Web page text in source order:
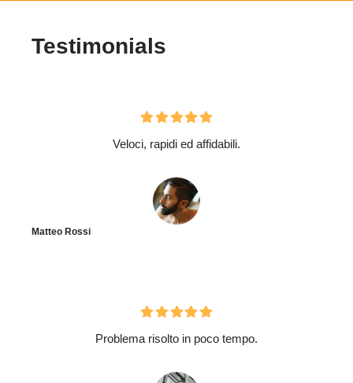
Testimonials
Veloci, rapidi ed affidabili.
Matteo Rossi
Problema risolto in poco tempo.